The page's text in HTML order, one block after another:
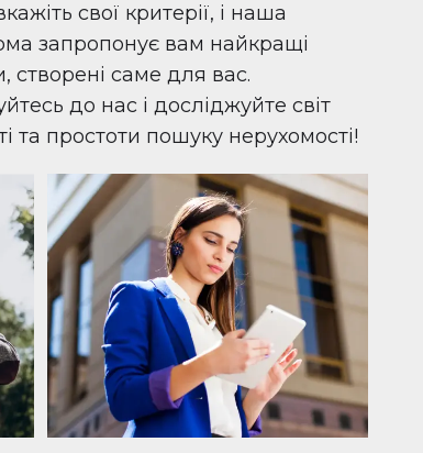
свої критерії, і наша
запропонує вам найкращі
створені саме для вас.
до нас і досліджуйте світ
та простоти пошуку нерухомості!